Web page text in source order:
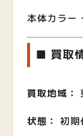
本体カラー
■ 買取
買取地域：
状態： 初期